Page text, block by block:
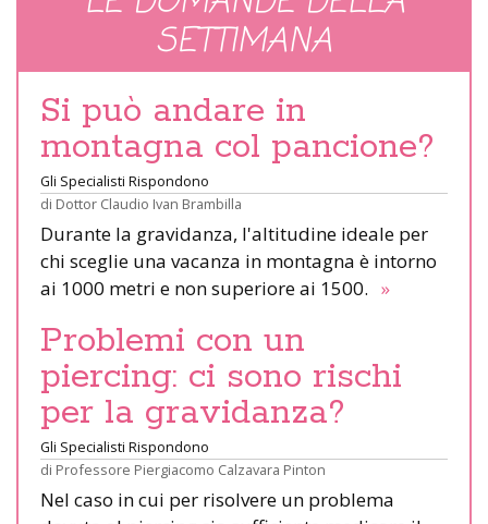
SETTIMANA
Si può andare in
montagna col pancione?
Gli Specialisti Rispondono
di Dottor Claudio Ivan Brambilla
Durante la gravidanza, l'altitudine ideale per
chi sceglie una vacanza in montagna è intorno
ai 1000 metri e non superiore ai 1500. »
Problemi con un
piercing: ci sono rischi
per la gravidanza?
Gli Specialisti Rispondono
di Professore Piergiacomo Calzavara Pinton
Nel caso in cui per risolvere un problema